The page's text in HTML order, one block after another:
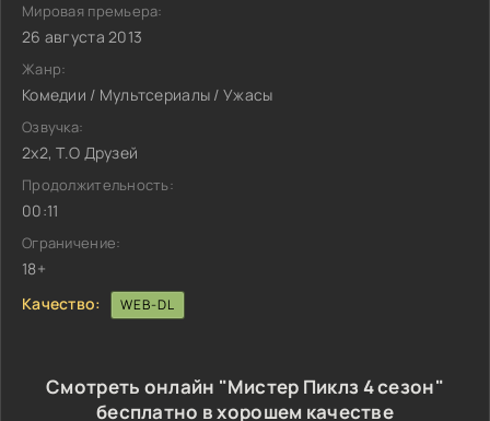
Мировая премьера:
26 августа 2013
Жанр:
Комедии / Мультсериалы / Ужасы
Озвучка:
2x2, Т.О Друзей
Продолжительность:
00:11
Ограничение:
18+
Качество:
WEB-DL
Смотреть онлайн "Мистер Пиклз 4 сезон"
бесплатно в хорошем качестве